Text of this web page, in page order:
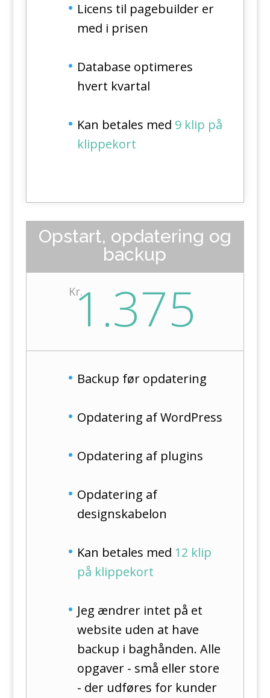
Licens til pagebuilder er
med i prisen
Database optimeres
hvert kvartal
Kan betales med 9 klip på
klippekort
Opstart, opdatering og
backup
Kr.
1.375
Backup før opdatering
Opdatering af WordPress
Opdatering af plugins
Opdatering af
designskabelon
Kan betales med 12 klip
på klippekort
Jeg ændrer intet på et
website uden at have
backup i baghånden. Alle
opgaver - små eller store
- der udføres for kunder